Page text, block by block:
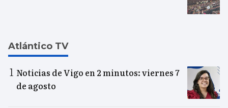
Atlántico TV
Noticias de Vigo en 2 minutos: viernes 7
de agosto